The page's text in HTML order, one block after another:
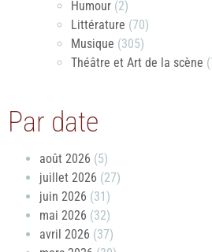
Humour (2)
Littérature (70)
Musique (305)
Théâtre et Art de la scène
Par date
août 2026 (5)
juillet 2026 (27)
juin 2026 (31)
mai 2026 (32)
avril 2026 (37)